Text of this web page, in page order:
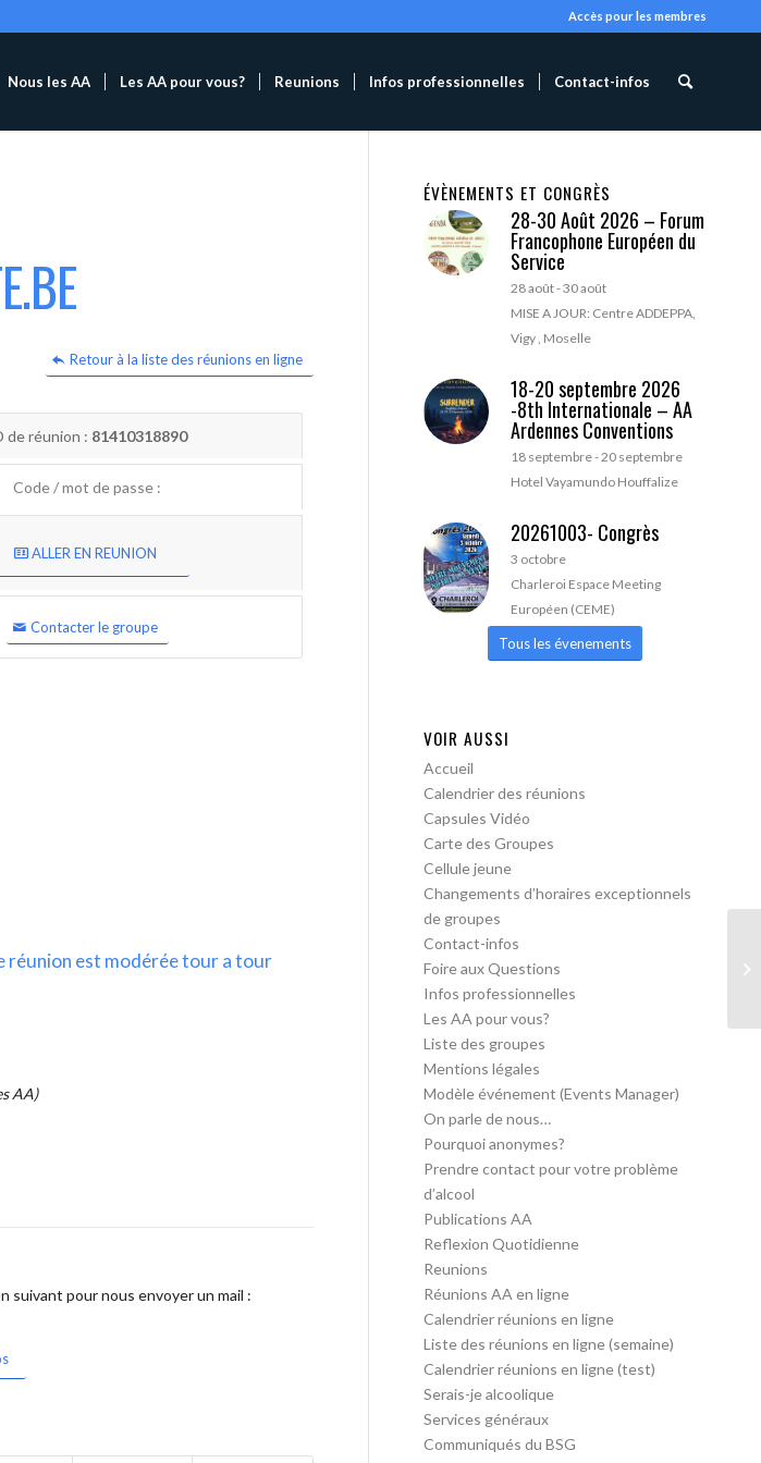
Accès pour les membres
Nous les AA Les AA pour vous? Reunions Infos professionnelles Contact-infos
Retour à la liste des réunions en ligne
de réunion : 81410318890
Code / mot de passe :
ALLER EN REUNION
Contacter le groupe
réunion est modérée tour a tour
AA)
pour nous envoyer un mail :
ÉVÈNEMENTS ET CONGRÈS
28-30 Août 2026 – Forum
Francophone Européen du
Service
28 août-30 août
MISE A JOUR: Centre ADDEPPA,
Vigy , Moselle
18-20 septembre 2026
-8th Internationale – AA
Ardennes Conventions
18 septembre-20 septembre
Hotel Vayamundo Houffalize
20261003- Congrès
3 octobre
Charleroi Espace Meeting
Européen (CEME)
Tous les évenements
VOIR AUSSI
Accueil
Calendrier des réunions
Capsules Vidéo
Carte des Groupes
Cellule jeune
Changements d’horaires exceptionnels
de groupes
Contact-infos
Foire aux Questions
Infos professionnelles
Les AA pour vous?
Liste des groupes
Mentions légales
Modèle événement (Events Manager)
On parle de nous…
Pourquoi anonymes?
Prendre contact pour votre problème
d’alcool
Publications AA
Reflexion Quotidienne
Reunions
Réunions AA en ligne
Calendrier réunions en ligne
Liste des réunions en ligne (semaine)
Calendrier réunions en ligne (test)
Serais-je alcoolique
Services généraux
Communiqués du BSG